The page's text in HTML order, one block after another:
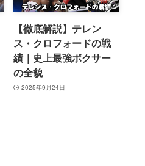
【徹底解説】テレン
ス・クロフォードの戦
績｜史上最強ボクサー
の全貌
2025年9月24日